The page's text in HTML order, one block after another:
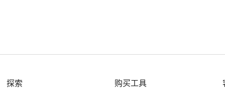
探索 购买工具